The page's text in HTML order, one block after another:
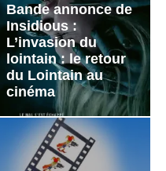
Bande annonce de
Insidious :
L’invasion du
lointain : le retour
du Lointain au
cinéma